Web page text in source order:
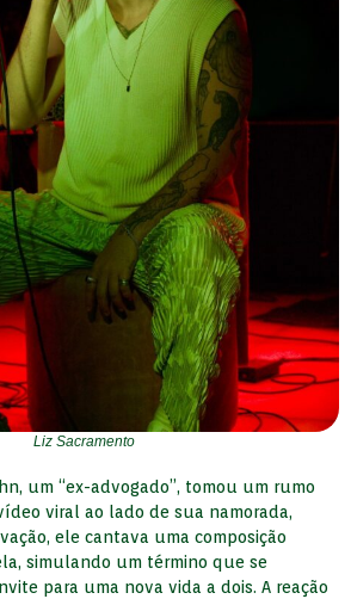
Liz Sacramento
um “ex-advogado”, tomou um rumo
viral ao lado de sua namorada,
ele cantava uma composição
simulando um término que se
para uma nova vida a dois. A reação